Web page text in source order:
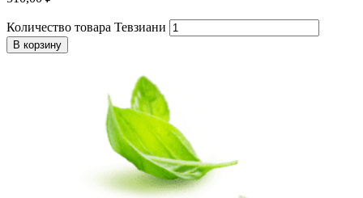
Количество товара Тевзиани
В корзину